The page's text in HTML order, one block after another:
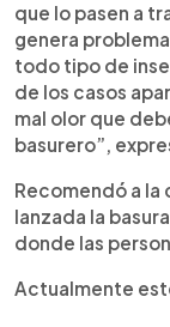
que lo pasen a
genera
todo tipo de
de los casos
mal olor que
basurero”,
Recomendó a la
lanzada la
donde las
Actualmente